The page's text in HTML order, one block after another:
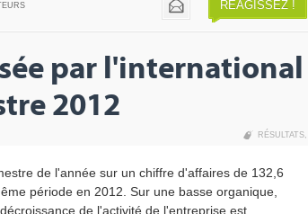
RÉAGISSEZ !
par l'international
2012
RÉSULTATS,
de l'année sur un chiffre d'affaires de 132,6
période en 2012. Sur une basse organique,
de l'activité de l'entreprise est